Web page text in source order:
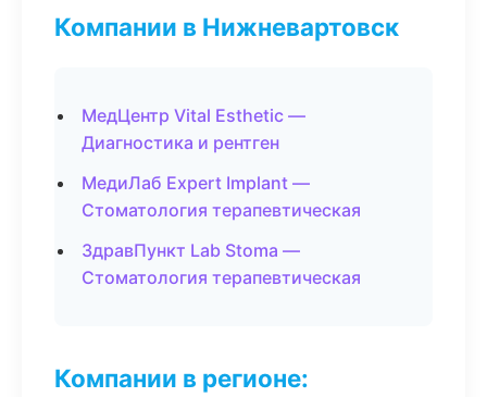
Компании в Нижневартовск
МедЦентр Vital Esthetic —
Диагностика и рентген
МедиЛаб Expert Implant —
Стоматология терапевтическая
ЗдравПункт Lab Stoma —
Стоматология терапевтическая
Компании в регионе: